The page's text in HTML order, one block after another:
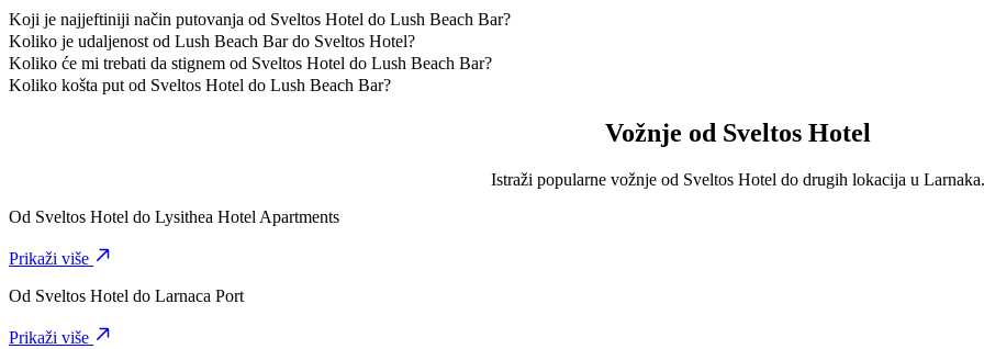
Koji je najjeftiniji način putovanja od Sveltos Hotel do Lush Beach Bar?
Najpovoljniji način putovanja od Sveltos Hotel do Lush Beach Bar je 4-Seater koji će te koštati oko 22,20 € EUR.
Koliko je udaljenost od Lush Beach Bar do Sveltos Hotel?
Lush Beach Bar je približno 11,9 km od Sveltos Hotel.
Koliko će mi trebati da stignem od Sveltos Hotel do Lush Beach Bar?
Potrebno je oko 14 min da stigneš od Sveltos Hotel do Lush Beach Bar s 4-Seater.
Koliko košta put od Sveltos Hotel do Lush Beach Bar?
Vožnje od Sveltos Hotel
Istraži popularne vožnje od Sveltos Hotel do drugih lokacija u Larnaka.
Od Sveltos Hotel do Lysithea Hotel Apartments
Prikaži više
Od Sveltos Hotel do Larnaca Port
Prikaži više